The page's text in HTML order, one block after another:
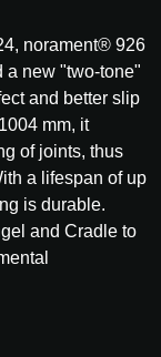
norament® 926
a new "two-tone"
and better slip
mm, it
of joints, thus
a lifespan of up
is durable.
and Cradle to